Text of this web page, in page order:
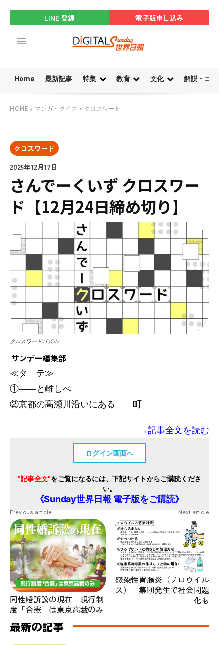
LINE 登録 電子版申し込み
Home 最新記事 特集 教育 文化 解説・コ
HOME マンガ・クイズ クロスワード
クロスワード
2025年12月17日
さんでーくいず クロスワー
ド【12月24日締め切り】
クロスワードパズル
サンデー編集部
≪タ テ≫
①――と雌しべ
②京都の高瀬川沿いにある――町
→記事全文を読む
ログイン画面へ
"記事全文"をご覧になるには、下記サイトからご購読くださ
い。
《Sunday世界日報 電子版をご購読》
Previous article
同性婚訴訟の現在 現行制
度「合憲」は東京高裁のみ
Next article
感染性胃腸炎（ノロウイル
ス） 集団発生で社会問題
化も
最新の記事